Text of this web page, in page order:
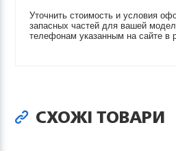
Уточнить стоимость и условия
запасных частей для вашей
телефонам указанным на сайте в
СХОЖІ ТОВАРИ